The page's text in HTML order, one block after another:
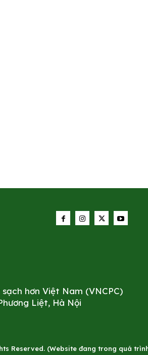
hơn Việt Nam (VNCPC)
Liệt, Hà Nội
Reserved. (Website đang trong quá